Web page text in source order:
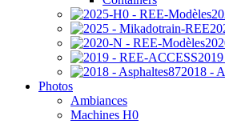
2018 -
Photos
Ambiances
Machines H0